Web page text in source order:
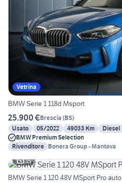
Vetrina
BMW Serie 1 118d Msport
25.900 €Brescia (BS)
Usato
05/2022 49033 Km Diesel
BMW Premium Selection
Rivenditore Bonera Group - Mantova
15
BMW Serie 1 120 48V MSport Pro auto